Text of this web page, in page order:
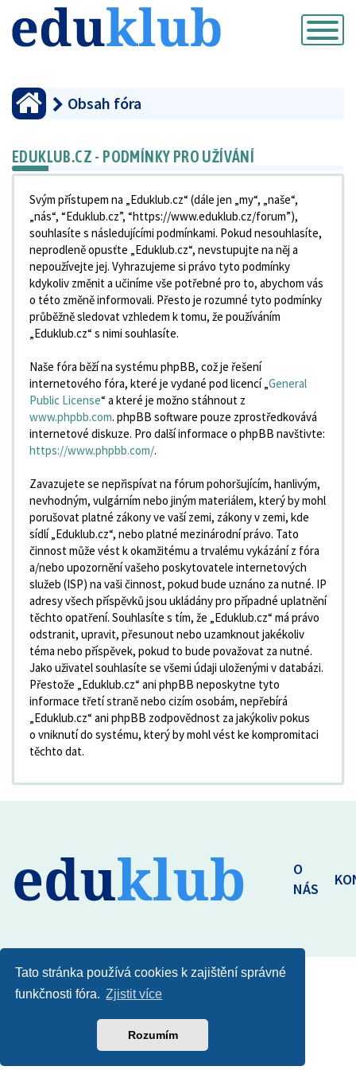
Tato stránka používá cookies k zajištění správné
funkčnosti fóra. Zjistit více
Rozumím
Přepnout
navigaci
Obsah fóra
EDUKLUB.CZ - PODMÍNKY PRO UŽÍVÁNÍ
Svým přístupem na „Eduklub.cz“ (dále jen „my“, „naše“,
„nás“, “Eduklub.cz”, “https://www.eduklub.cz/forum”),
souhlasíte s následujícími podmínkami. Pokud nesouhlasíte,
neprodleně opusťte „Eduklub.cz“, nevstupujte na něj a
nepoužívejte jej. Vyhrazujeme si právo tyto podmínky
kdykoliv změnit a učiníme vše potřebné pro to, abychom vás
o této změně informovali. Přesto je rozumné tyto podmínky
průběžně sledovat vzhledem k tomu, že používáním
„Eduklub.cz“ s nimi souhlasíte.
Naše fóra běží na systému phpBB, což je řešení
internetového fóra, které je vydané pod licencí „General
Public License“ a které je možno stáhnout z
www.phpbb.com. phpBB software pouze zprostředkovává
internetové diskuze. Pro další informace o phpBB navštivte:
https://www.phpbb.com/.
Zavazujete se nepřispívat na fórum pohoršujícím, hanlivým,
nevhodným, vulgárním nebo jiným materiálem, který by mohl
porušovat platné zákony ve vaší zemi, zákony v zemi, kde
sídlí „Eduklub.cz“, nebo platné mezinárodní právo. Tato
činnost může vést k okamžitému a trvalému vykázání z fóra
a/nebo upozornění vašeho poskytovatele internetových
služeb (ISP) na vaši činnost, pokud bude uznáno za nutné. IP
adresy všech příspěvků jsou ukládány pro případné uplatnění
těchto opatření. Souhlasíte s tím, že „Eduklub.cz“ má právo
odstranit, upravit, přesunout nebo uzamknout jakékoliv
téma nebo příspěvek, pokud to bude považovat za nutné.
Jako uživatel souhlasíte se všemi údaji uloženými v databázi.
Přestože „Eduklub.cz“ ani phpBB neposkytne tyto
informace třetí straně nebo cizím osobám, nepřebírá
„Eduklub.cz“ ani phpBB zodpovědnost za jakýkoliv pokus
o vniknutí do systému, který by mohl vést ke kompromitaci
těchto dat.
eduklub
O
NÁS